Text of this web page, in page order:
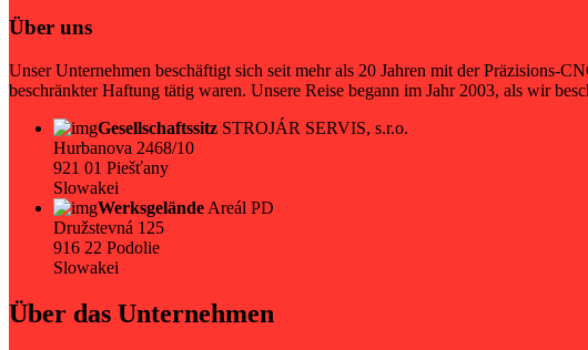
Über uns
Unser Unternehmen beschäftigt sich seit mehr als 20 Jahren mit der Präzisions-
beschränkter Haftung tätig waren. Unsere Reise begann im Jahr 2003, als wir
Gesellschaftssitz STROJÁR SERVIS, s.r.o.
Hurbanova 2468/10
921 01 Piešťany
Slowakei
Werksgelände Areál PD
Družstevná 125
916 22 Podolie
Slowakei
Über das Unternehmen